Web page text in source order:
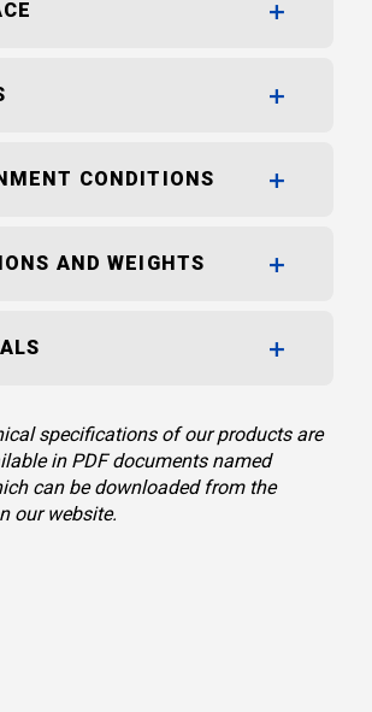
CONDITIONS
AND WEIGHTS
specifications of our products are
in PDF documents named
can be downloaded from the
our website.